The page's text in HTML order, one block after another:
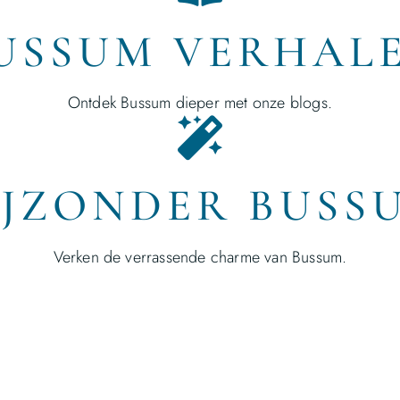
Ontdek Bussum dieper met onze blogs.
Verken de verrassende charme van Bussum.